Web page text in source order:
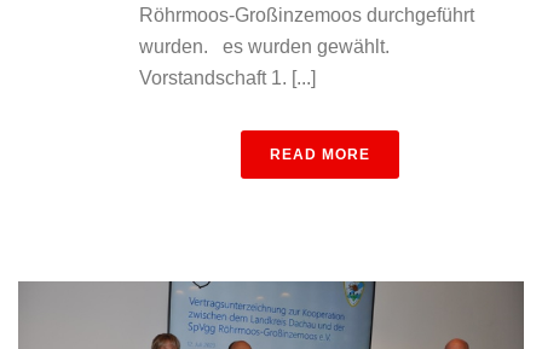
Röhrmoos-Großinzemoos durchgeführt
wurden. es wurden gewählt.
Vorstandschaft 1. [...]
READ MORE